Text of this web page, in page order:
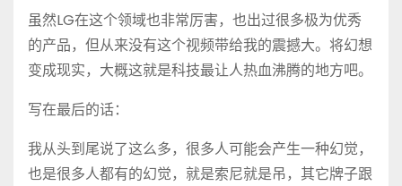
虽然LG在这个领域也非常厉害，也出过很多极为优秀
的产品，但从来没有这个视频带给我的震撼大。将幻想
变成现实，大概这就是科技最让人热血沸腾的地方吧。
写在最后的话：
我从头到尾说了这么多，很多人可能会产生一种幻觉，
也是很多人都有的幻觉，就是索尼就是吊，其它牌子跟